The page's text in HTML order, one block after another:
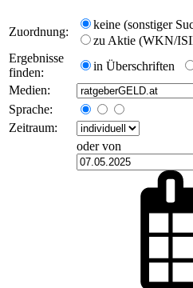
Zuordnung:
keine (sonstiger
zu Aktie (WKN/
Ergebnisse
finden:
in Überschriften
Medien:
Sprache:
Zeitraum:
oder von